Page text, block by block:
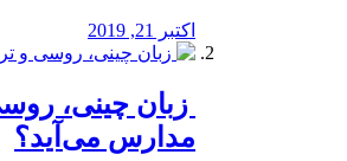
اکتبر 21, 2019
زبان چینی،
مدارس می‌آید؟